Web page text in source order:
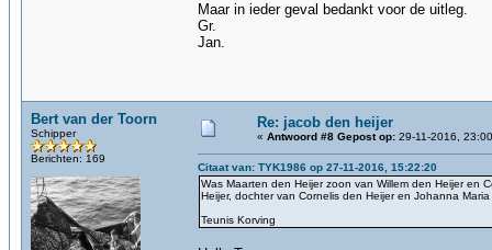
Maar in ieder geval bedankt voor de uitleg.
Gr.
Jan.
Bert van der Toorn
Schipper
Berichten: 169
Re: jacob den heijer
« Antwoord #8 Gepost op: 29-11-2016,
Citaat van: TYK1986 op 27-11-2016, 15:22:20
Was Maarten den Heijer zoon van Willem den Heijer en
Heijer, dochter van Cornelis den Heijer en Johanna
Teunis Korving